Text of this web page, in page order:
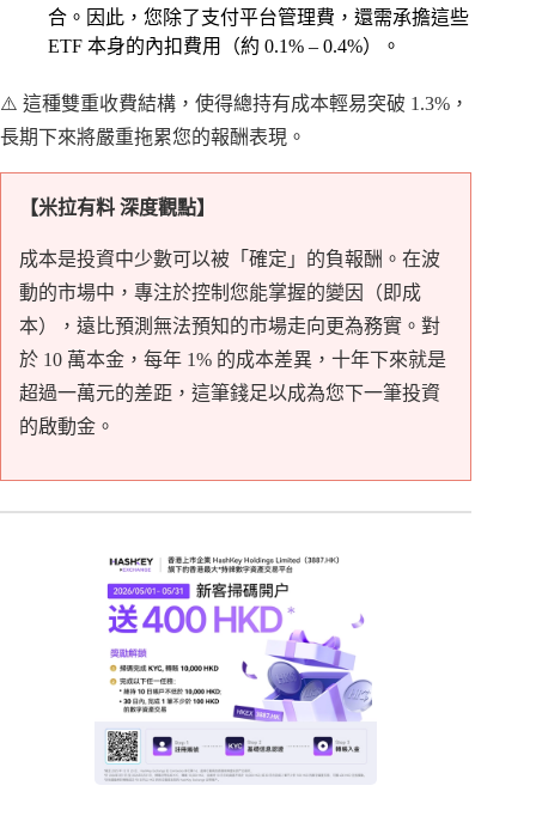
合。因此，您除了支付平台管理費，還需承擔這些
ETF 本身的內扣費用（約 0.1% – 0.4%）。
⚠️ 這種雙重收費結構，使得總持有成本輕易突破 1.3%，
長期下來將嚴重拖累您的報酬表現。
【米拉有料 深度觀點】
成本是投資中少數可以被「確定」的負報酬。在波
動的市場中，專注於控制您能掌握的變因（即成
本），遠比預測無法預知的市場走向更為務實。對
於 10 萬本金，每年 1% 的成本差異，十年下來就是
超過一萬元的差距，這筆錢足以成為您下一筆投資
的啟動金。